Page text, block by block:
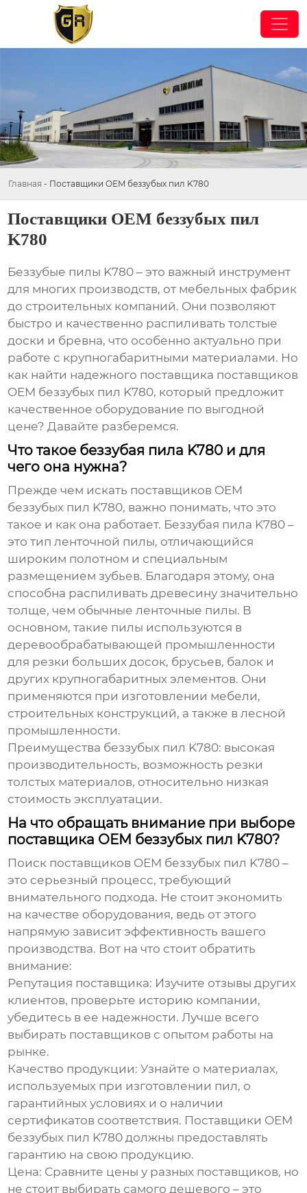
Главная - Поставщики OEM беззубых пил K780
Поставщики OEM беззубых пил
K780
Беззубые пилы K780 – это важный инструмент
для многих производств, от мебельных фабрик
до строительных компаний. Они позволяют
быстро и качественно распиливать толстые
доски и бревна, что особенно актуально при
работе с крупногабаритными материалами. Но
как найти надежного поставщика поставщиков
OEM беззубых пил K780, который предложит
качественное оборудование по выгодной
цене? Давайте разберемся.
Что такое беззубая пила K780 и для
чего она нужна?
Прежде чем искать поставщиков OEM
беззубых пил K780, важно понимать, что это
такое и как она работает. Беззубая пила K780 –
это тип ленточной пилы, отличающийся
широким полотном и специальным
размещением зубьев. Благодаря этому, она
способна распиливать древесину значительно
толще, чем обычные ленточные пилы. В
основном, такие пилы используются в
деревообрабатывающей промышленности
для резки больших досок, брусьев, балок и
других крупногабаритных элементов. Они
применяются при изготовлении мебели,
строительных конструкций, а также в лесной
промышленности.
Преимущества беззубых пил K780: высокая
производительность, возможность резки
толстых материалов, относительно низкая
стоимость эксплуатации.
На что обращать внимание при выборе
поставщика OEM беззубых пил K780?
Поиск поставщиков OEM беззубых пил K780 –
это серьезный процесс, требующий
внимательного подхода. Не стоит экономить
на качестве оборудования, ведь от этого
напрямую зависит эффективность вашего
производства. Вот на что стоит обратить
внимание:
Репутация поставщика: Изучите отзывы других
клиентов, проверьте историю компании,
убедитесь в ее надежности. Лучше всего
выбирать поставщиков с опытом работы на
рынке.
Качество продукции: Узнайте о материалах,
используемых при изготовлении пил, о
гарантийных условиях и о наличии
сертификатов соответствия. Поставщики OEM
беззубых пил K780 должны предоставлять
гарантию на свою продукцию.
Цена: Сравните цены у разных поставщиков, но
не стоит выбирать самого дешевого – это